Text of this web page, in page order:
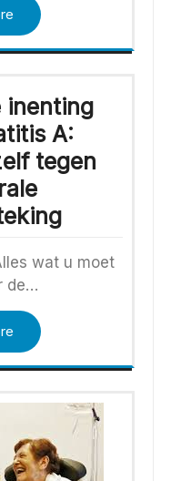
inenting
A:
tegen
wat u moet
de…